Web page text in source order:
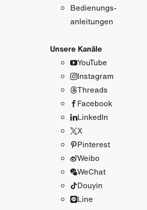
Bedienungs­
anleitungen
Unsere Kanäle
YouTube
Instagram
Threads
Facebook
LinkedIn
X
Pinterest
Weibo
WeChat
Douyin
Line